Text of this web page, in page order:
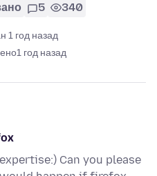
5 340
1 год назад
1 год назад
Can you please